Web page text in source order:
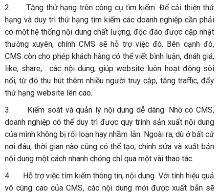
2.Tăng thứ hạng trên công cụ tìm kiếm. Để cải thiện thứ
hạng và duy trì thứ hạng tìm kiếm các doanh nghiệp cần phải
có một hệ thống nội dung chất lượng, độc đáo được cập nhật
thường xuyên, chính CMS sẽ hỗ trợ việc đó. Bên cạnh đó,
CMS còn cho phép khách hàng có thể viết bình luận, đnáh giá,
like, share,... các nội dung, giúp website luôn hoạt động sôi
nổi, từ đó thu hút thêm nhiều người truy cập, tăng traffic, đẩy
thứ hạng website lên cao.
3. Kiểm soát và quản lý nội dung dễ dàng. Nhờ có CMS,
doanh nghiệp có thể duy trì được quy trình sản xuất nội dung
của mình không bị rối loạn hay nhầm lẫn. Ngoài ra, dù ở bất cứ
nơi đâu, thời gian nào cũng có thể tạo, chỉnh sửa và xuất bản
nội dung một cách nhanh chóng chỉ qua một vài thao tác.
4. Hỗ trợ việc tìm kiếm thông tin, nội dung. Với tính hiệu quả
vô cùng cao của CMS, các nội dung mới được xuất bản sẽ